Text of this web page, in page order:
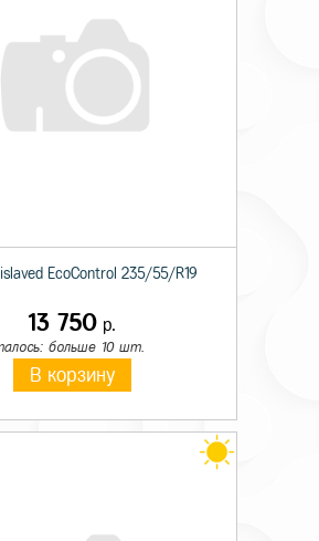
EcoControl 235/55/R19
13 750 р.
больше 10 шт.
В корзину